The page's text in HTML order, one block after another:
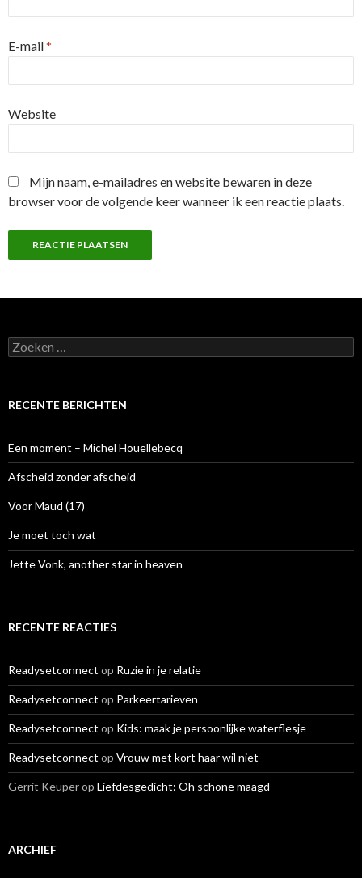
E-mail*
Website
Mijn naam, e-mailadres en website bewaren in deze
browser voor de volgende keer wanneer ik een reactie plaats.
Z
o
e
a
a
r
:
RECENTE BERICHTEN
Een moment – Michel Houellebecq
Afscheid zonder afscheid
Voor Maud (17)
Je moet toch wat
Jette Vonk, another star in heaven
RECENTE REACTIES
Readysetconnect op Ruzie in je relatie
Readysetconnect op Parkeertarieven
Readysetconnect op Kids: maak je persoonlijke waterflesje
Readysetconnect op Vrouw met kort haar wil niet
Gerrit Keuperop Liefdesgedicht: Oh schone maagd
ARCHIEF